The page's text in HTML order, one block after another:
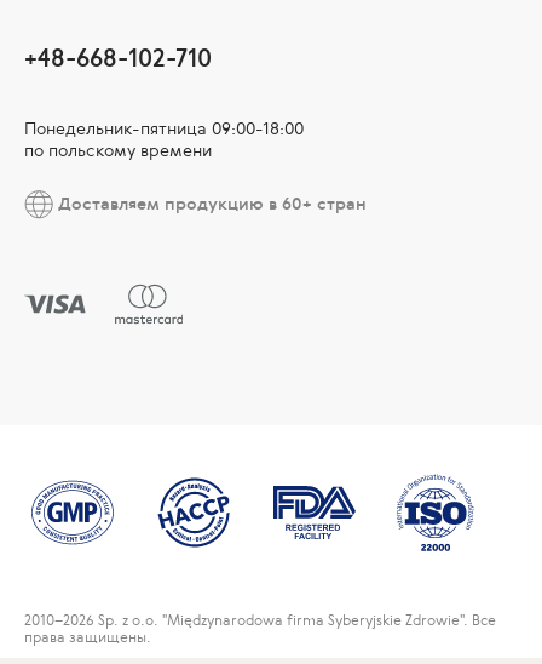
+48-668-102-710
Понедельник-пятница 09:00-18:00
по польскому времени
Доставляем продукцию в 60+ стран
2010–2026 Sp. z o.o. "Międzynarodowa firma Syberyjskie Zdrowie". Все
права защищены.